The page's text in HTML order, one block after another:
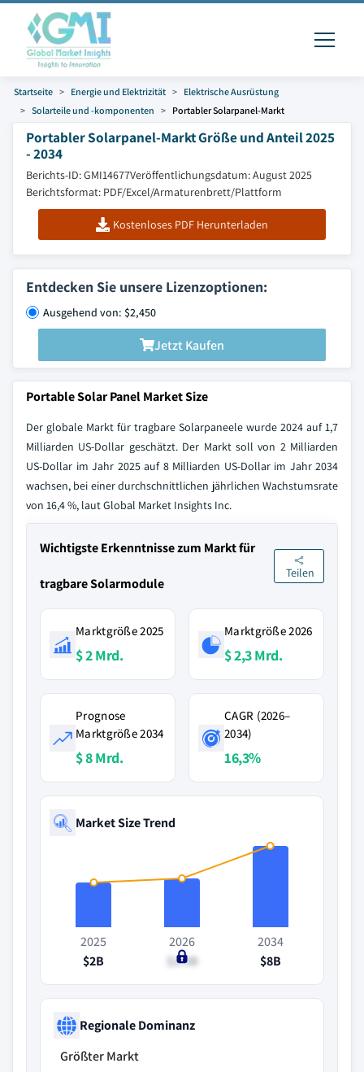
Startseite Energie und Elektrizität
Elektrische Ausrüstung
Solarteile und -komponenten
Portabler Solarpanel-Markt
Portabler Solarpanel-Markt Größe und Anteil 2025
- 2034
Berichts-ID: GMI14677Veröffentlichungsdatum: August 2025
Berichtsformat: PDF/Excel/Armaturenbrett/Plattform
Kostenloses PDF Herunterladen
Entdecken Sie unsere Lizenzoptionen:
Ausgehend von: $2,450
Jetzt Kaufen
Portable Solar Panel Market Size
Der globale Markt für tragbare Solarpaneele wurde 2024 auf 1,7
Milliarden US-Dollar geschätzt. Der Markt soll von 2 Milliarden
US-Dollar im Jahr 2025 auf 8 Milliarden US-Dollar im Jahr 2034
wachsen, bei einer durchschnittlichen jährlichen Wachstumsrate
von 16,4 %, laut Global Market Insights Inc.
Wichtigste Erkenntnisse zum Markt für
tragbare Solarmodule
Teilen
Marktgröße 2025
$ 2 Mrd.
Marktgröße 2026
$ 2,3 Mrd.
Prognose
Marktgröße 2034
$ 8 Mrd.
CAGR (2026–
2034)
16,3%
Market Size Trend
2025
$2B
2026
$2.3B
2034
$8B
Regionale Dominanz
Größter Markt